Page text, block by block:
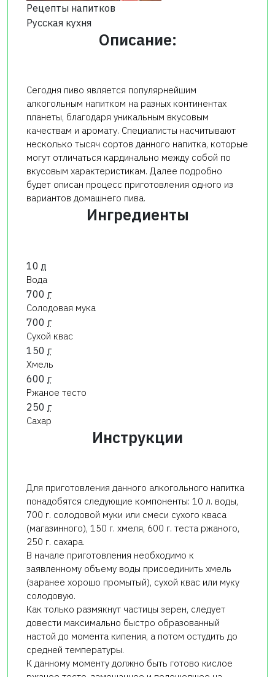
Рецепты напитков
Русская кухня
Описание:
Сегодня пиво является популярнейшим
алкогольным напитком на разных континентах
планеты, благодаря уникальным вкусовым
качествам и аромату. Специалисты насчитывают
несколько тысяч сортов данного напитка, которые
могут отличаться кардинально между собой по
вкусовым характеристикам. Далее подробно
будет описан процесс приготовления одного из
вариантов домашнего пива.
Ингредиенты
10л
Вода
700 г
Солодовая мука
700 г
Сухой квас
150 г
Хмель
600 г
Ржаное тесто
250 г
Сахар
Инструкции
Для приготовления данного алкогольного напитка
понадобятся следующие компоненты: 10 л. воды,
700 г. солодовой муки или смеси сухого кваса
(магазинного), 150 г. хмеля, 600 г. теста ржаного,
250 г. сахара.
В начале приготовления необходимо к
заявленному объему воды присоединить хмель
(заранее хорошо промытый), сухой квас или муку
солодовую.
Как только размякнут частицы зерен, следует
довести максимально быстро образованный
настой до момента кипения, а потом остудить до
средней температуры.
К данному моменту должно быть готово кислое